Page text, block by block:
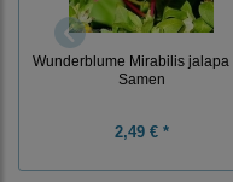
Wunderblume Mirabilis jalapa
Samen
2,49 € *